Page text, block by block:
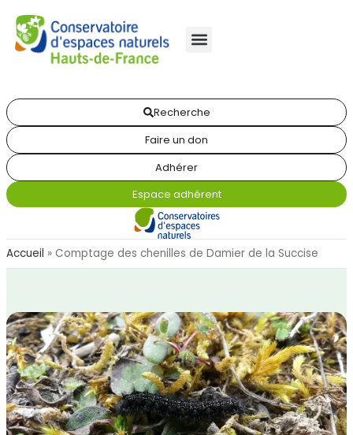
Recherche
Faire un don
Adhérer
Espace adhérent
Accueil » Comptage des chenilles de Damier de la Succise